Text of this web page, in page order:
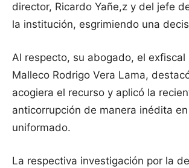
director, Ricardo Yañe,z y del jefe
la institución, esgrimiendo una
Al respecto, su abogado, el exfiscal
Malleco Rodrigo Vera Lama,
acogiera el recurso y aplicó la
anticorrupción de manera inédita
uniformado.
La respectiva investigación por la